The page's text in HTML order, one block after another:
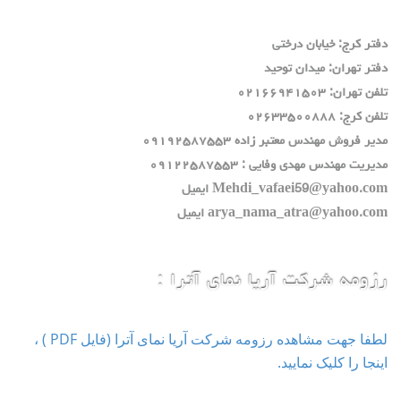
دفتر كرج: خيابان درختي
دفتر تهران: ميدان توحيد
تلفن تهران: ٠٢١٦٦٩٤١٥٠٣
تلفن كرج: ٠٢٦٣٣٥٠٠٨٨٨
مدير فروش مهندس معتبر زاده ٠٩١٩٢٥٨٧٥٥٣
مديريت مهندس مهدي وفايي : ٠٩١٢٢٥٨٧٥٥٣
Mehdi_vafaei59@yahoo.com ايميل
arya_nama_atra@yahoo.com ايميل
رزومه شرکت آریا نمای آترا :
لطفا جهت مشاهده رزومه شرکت آریا نمای آترا (فایل PDF ) ،
اینجا را کلیک نمایید.